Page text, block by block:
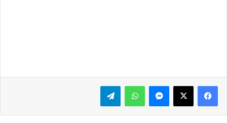
ماسنجر واتساب تيلقرام